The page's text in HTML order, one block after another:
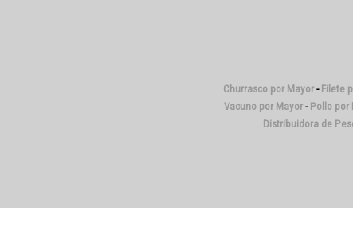
Churrasco por Mayor - Filete
Vacuno por Mayor - Pollo por
Distribuidora de